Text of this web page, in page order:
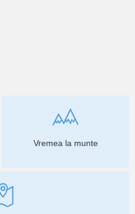
Vremea la munte